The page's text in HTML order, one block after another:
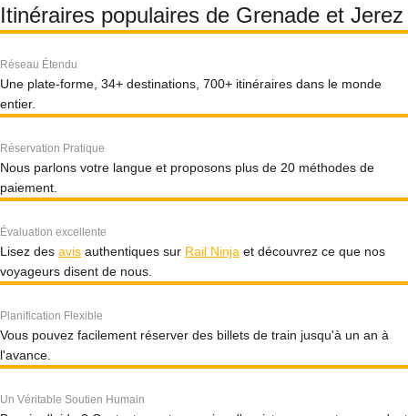
Itinéraires populaires de Grenade et Jerez
Réseau Étendu
Une plate-forme, 34+ destinations, 700+ itinéraires dans le monde
entier.
Réservation Pratique
Nous parlons votre langue et proposons plus de 20 méthodes de
paiement.
Évaluation excellente
Lisez des avis authentiques sur Rail Ninja et découvrez ce que nos
voyageurs disent de nous.
Planification Flexible
Vous pouvez facilement réserver des billets de train jusqu'à un an à
l'avance.
Un Véritable Soutien Humain